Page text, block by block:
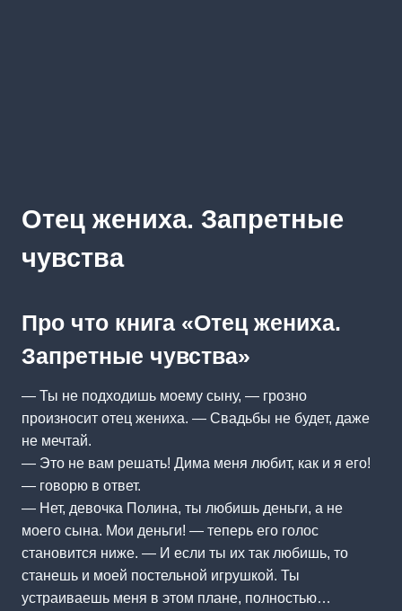
Отец жениха. Запретные
чувства
Про что книга «Отец жениха.
Запретные чувства»
— Ты не подходишь моему сыну, — грозно
произносит отец жениха. — Свадьбы не будет, даже
не мечтай.
— Это не вам решать! Дима меня любит, как и я его!
— говорю в ответ.
— Нет, девочка Полина, ты любишь деньги, а не
моего сына. Мои деньги! — теперь его голос
становится ниже. — И если ты их так любишь, то
станешь и моей постельной игрушкой. Ты
устраиваешь меня в этом плане, полностью…